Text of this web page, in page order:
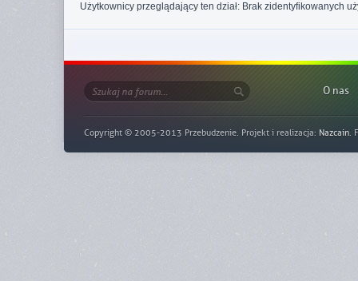
Użytkownicy przeglądający ten dział: Brak zidentyfikowanych
O nas
Copyright © 2005-2013 Przebudzenie. Projekt i realizacja: Nazcain.